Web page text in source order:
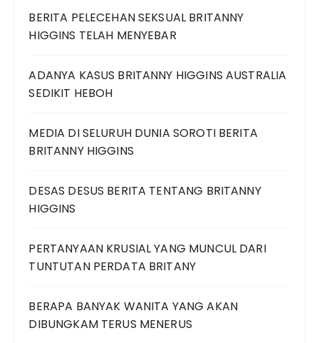
BERITA PELECEHAN SEKSUAL BRITANNY
HIGGINS TELAH MENYEBAR
ADANYA KASUS BRITANNY HIGGINS AUSTRALIA
SEDIKIT HEBOH
MEDIA DI SELURUH DUNIA SOROTI BERITA
BRITANNY HIGGINS
DESAS DESUS BERITA TENTANG BRITANNY
HIGGINS
PERTANYAAN KRUSIAL YANG MUNCUL DARI
TUNTUTAN PERDATA BRITANY
BERAPA BANYAK WANITA YANG AKAN
DIBUNGKAM TERUS MENERUS